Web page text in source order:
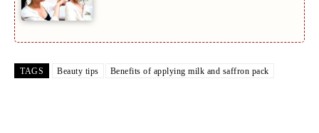
TAGS Beauty tips Benefits of applying milk and saffron pack